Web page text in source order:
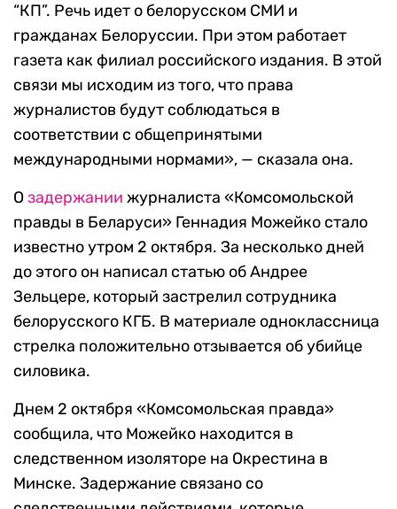
“КП”. Речь идет о белорусском СМИ и
гражданах Белоруссии. При этом работает
газета как филиал российского издания. В этой
связи мы исходим из того, что права
журналистов будут соблюдаться в
соответствии с общепринятыми
международными нормами», — сказала она.
Озадержании журналиста «Комсомольской
правды в Беларуси» Геннадия Можейко стало
известно утром 2 октября. За несколько дней
до этого он написал статью об Андрее
Зельцере, который застрелил сотрудника
белорусского КГБ. В материале одноклассница
стрелка положительно отзывается об убийце
силовика.
Днем 2 октября «Комсомольская правда»
сообщила, что Можейко находится в
следственном изоляторе на Окрестина в
Минске. Задержание связано со